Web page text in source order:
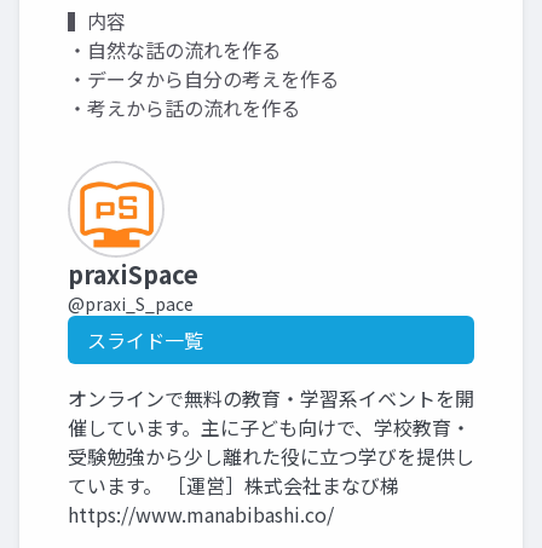
▍内容
・自然な話の流れを作る
・データから自分の考えを作る
・考えから話の流れを作る
praxiSpace
@praxi_S_pace
スライド一覧
オンラインで無料の教育・学習系イベントを開
催しています。主に子ども向けで、学校教育・
受験勉強から少し離れた役に立つ学びを提供し
ています。 ［運営］株式会社まなび梯
https://www.manabibashi.co/